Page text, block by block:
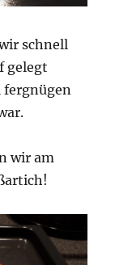
schnell
gelegt
fergnügen
wir am